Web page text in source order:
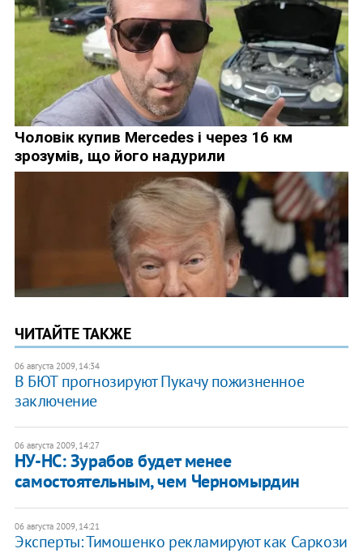
ЧИТАЙТЕ ТАКЖЕ
06 августа 2009, 14:34
В БЮТ прогнозируют Пукачу пожизненное
заключение
06 августа 2009, 14:27
НУ-НС: Зурабов будет менее
самостоятельным, чем Черномырдин
06 августа 2009, 14:21
Эксперты: Тимошенко рекламируют как Саркози